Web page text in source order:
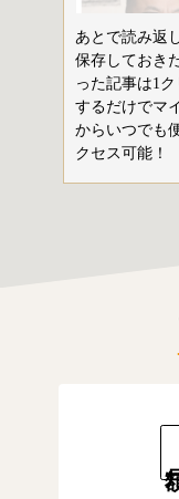
あとで読み返
保存しておき
った記事は1ク
するだけでマ
からいつでも
クセス可能！